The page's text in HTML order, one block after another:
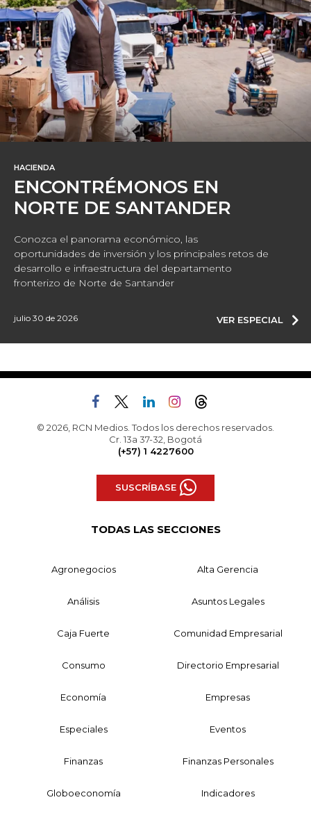
HACIENDA
ENCONTRÉMONOS EN
NORTE DE SANTANDER
Conozca el panorama económico, las
oportunidades de inversión y los principales retos de
desarrollo e infraestructura del departamento
fronterizo de Norte de Santander
julio 30 de 2026 VER ESPECIAL
© 2026, RCN Medios. Todos los derechos reservados.
Cr. 13a 37-32, Bogotá
(+57) 1 4227600
SUSCRÍBASE
TODAS LAS SECCIONES
Agronegocios Alta Gerencia
Análisis Asuntos Legales
Caja Fuerte Comunidad Empresarial
Consumo Directorio Empresarial
Economía Empresas
Especiales Eventos
Finanzas Finanzas Personales
Globoeconomía Indicadores